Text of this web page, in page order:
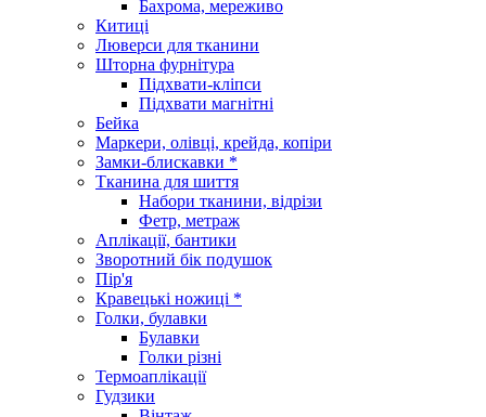
Бахрома, мереживо
Китиці
Люверси для тканини
Шторна фурнітура
Підхвати-кліпси
Підхвати магнітні
Бейка
Маркери, олівці, крейда, копіри
Замки-блискавки *
Тканина для шиття
Набори тканини, відрізи
Фетр, метраж
Аплікації, бантики
Зворотний бік подушок
Пір'я
Кравецькі ножиці *
Голки, булавки
Булавки
Голки різні
Термоаплікації
Гудзики